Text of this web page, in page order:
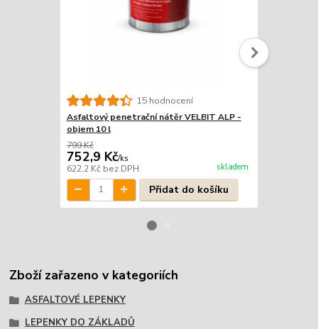
15 hodnocení
Asfaltový penetrační nátěr VELBIT ALP -
objem 10 l
799 Kč
752,9 Kč/ks
622,2 Kč bez DPH skladem
Přidat do košíku
Zboží zařazeno v kategoriích
ASFALTOVÉ LEPENKY
LEPENKY DO ZÁKLADŮ